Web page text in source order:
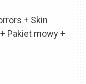
+ Skin
Pakiet mowy +